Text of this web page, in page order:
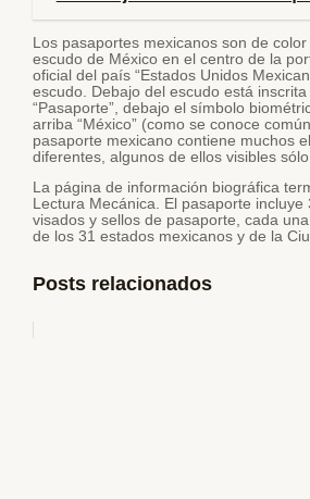
Los pasaportes mexicanos son de
escudo de México en el centro de la
oficial del país “Estados Unidos
escudo. Debajo del escudo está
“Pasaporte”, debajo el símbolo
arriba “México” (como se conoce
pasaporte mexicano contiene muchos
diferentes, algunos de ellos visibles
La página de información biográfica
Lectura Mecánica. El pasaporte
visados y sellos de pasaporte, cada
de los 31 estados mexicanos y de la
Posts relacionados